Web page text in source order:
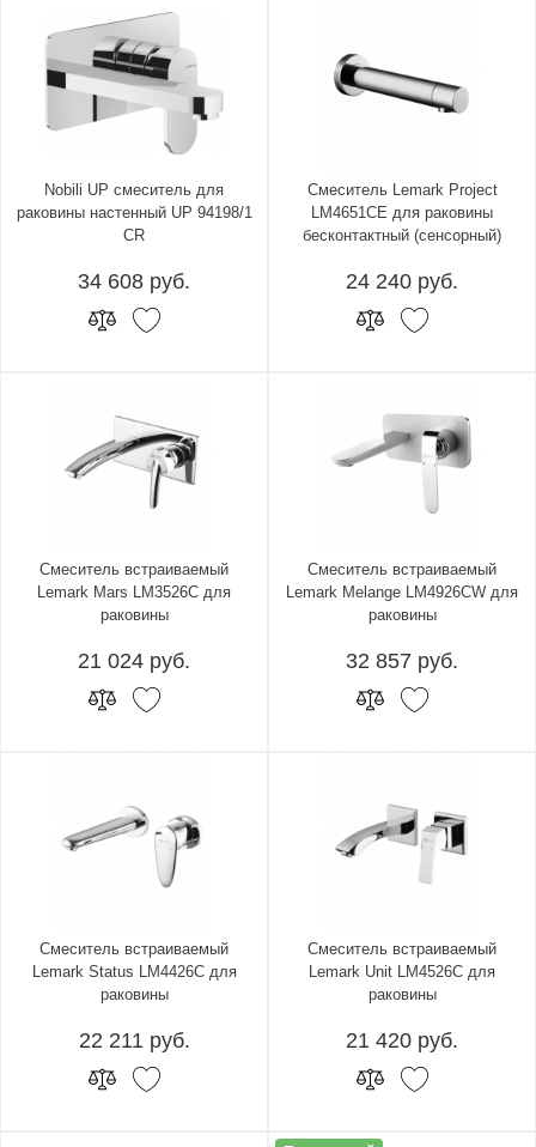
Nobili UP смеситель для
раковины настенный UP 94198/1
CR
34 608 руб.
Смеситель Lemark Project
LM4651CE для раковины
бесконтактный (сенсорный)
24 240 руб.
Смеситель встраиваемый
Lemark Mars LM3526C для
раковины
21 024 руб.
Смеситель встраиваемый
Lemark Melange LM4926CW для
раковины
32 857 руб.
Смеситель встраиваемый
Lemark Status LM4426C для
раковины
22 211 руб.
Смеситель встраиваемый
Lemark Unit LM4526C для
раковины
21 420 руб.